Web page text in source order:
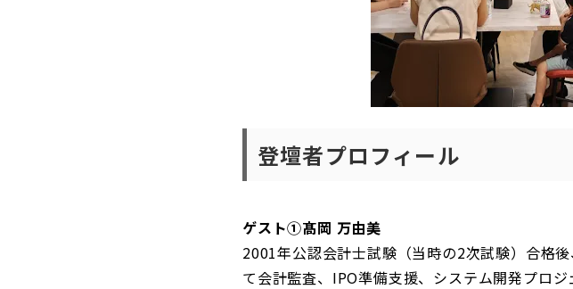
登壇者プロフィール
ゲスト①髙岡 万由美
2001年公認会計士試験（当時の2次試験）合格
て会計監査、IPO準備支援、システム開発プロジ